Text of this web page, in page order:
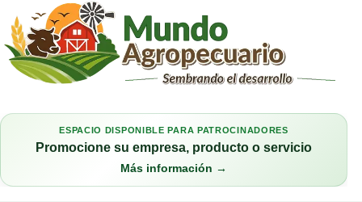
ESPACIO DISPONIBLE PARA PATROCINADORES
Promocione su empresa, producto o servicio
Más información →